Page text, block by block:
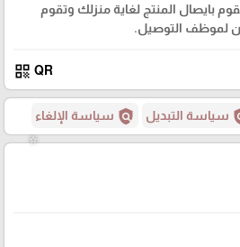
بايصال المنتج لغاية منزلك وتقوم
لموظف التوصيل.
QR
qr_code
سياسة التبديل policy سياسة الإلغاء